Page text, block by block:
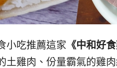
小吃推薦這家 《中和好食
土雞肉、份量霸氣的雞